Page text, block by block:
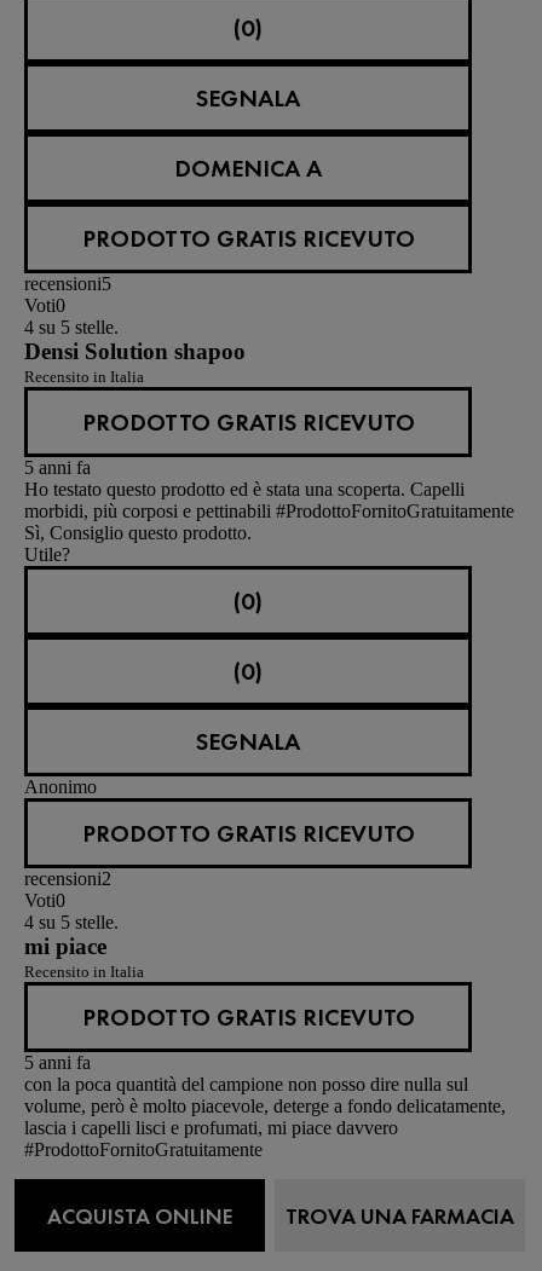
(0)
SEGNALA
DOMENICA A
PRODOTTO GRATIS RICEVUTO
recensioni5
Voti0
4 su 5 stelle.
Densi Solution shapoo
Recensito in Italia
PRODOTTO GRATIS RICEVUTO
5 anni fa
Ho testato questo prodotto ed è stata una scoperta. Capelli
morbidi, più corposi e pettinabili #ProdottoFornitoGratuitamente
Sì, Consiglio questo prodotto.
Utile?
(0)
(0)
SEGNALA
Anonimo
PRODOTTO GRATIS RICEVUTO
recensioni2
Voti0
4 su 5 stelle.
mi piace
Recensito in Italia
PRODOTTO GRATIS RICEVUTO
5 anni fa
con la poca quantità del campione non posso dire nulla sul
volume, però è molto piacevole, deterge a fondo delicatamente,
lascia i capelli lisci e profumati, mi piace davvero
#ProdottoFornitoGratuitamente
ACQUISTA ONLINE TROVA UNA FARMACIA